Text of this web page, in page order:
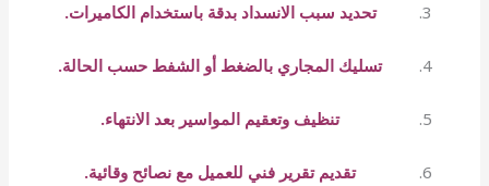
تحديد سبب الانسداد بدقة باستخدام الكاميرات.
تسليك المجاري بالضغط أو الشفط حسب الحالة.
تنظيف وتعقيم المواسير بعد الانتهاء.
تقديم تقرير فني للعميل مع نصائح وقائية.